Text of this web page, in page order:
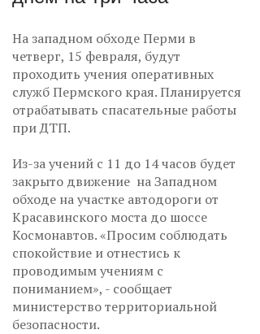
На западном обходе Перми в
четверг, 15 февраля, будут
проходить учения оперативных
служб Пермского края. Планируется
отрабатывать спасательные работы
при ДТП.
Из-за учений с 11 до 14 часов будет
закрыто движение на Западном
обходе на участке автодороги от
Красавинского моста до шоссе
Космонавтов. «Просим соблюдать
спокойствие и отнестись к
проводимым учениям с
пониманием», - сообщает
министерство территориальной
безопасности.